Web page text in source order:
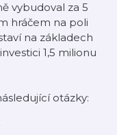
vybudoval za 5
hráčem na poli
na základech
1,5 milionu
otázky: